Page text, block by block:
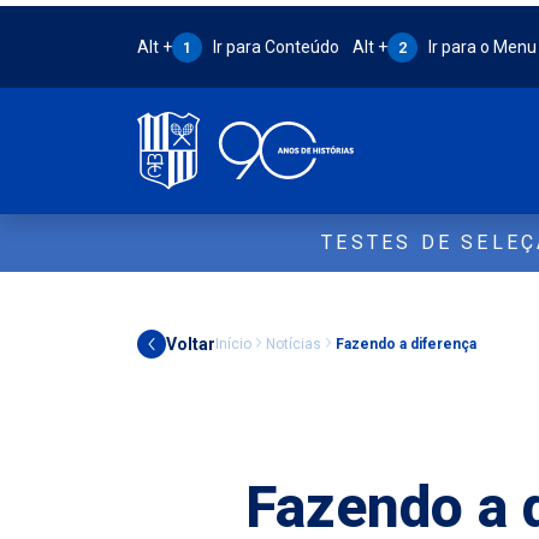
Atalho Alt + 1:
Alt + 1 Ir para Conteúdo Atalho Alt + 2:
Alt + 2 Ir para o Menu
TESTES DE
VoltarInício Notícias Fazendo a diferença
Fazendo a